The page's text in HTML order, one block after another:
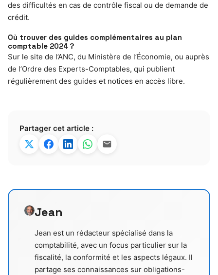
des difficultés en cas de contrôle fiscal ou de demande de
crédit.
Où trouver des guides complémentaires au plan
comptable 2024 ?
Sur le site de l’ANC, du Ministère de l’Économie, ou auprès
de l’Ordre des Experts-Comptables, qui publient
régulièrement des guides et notices en accès libre.
Partager cet article :
Jean
Jean est un rédacteur spécialisé dans la
comptabilité, avec un focus particulier sur la
fiscalité, la conformité et les aspects légaux. Il
partage ses connaissances sur obligations-